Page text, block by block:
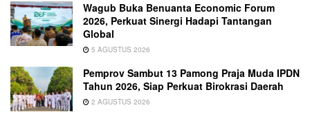
Wagub Buka Benuanta Economic Forum
2026, Perkuat Sinergi Hadapi Tantangan
Global
5 AGUSTUS 2026
Pemprov Sambut 13 Pamong Praja Muda IPDN
Tahun 2026, Siap Perkuat Birokrasi Daerah
2 AGUSTUS 2026